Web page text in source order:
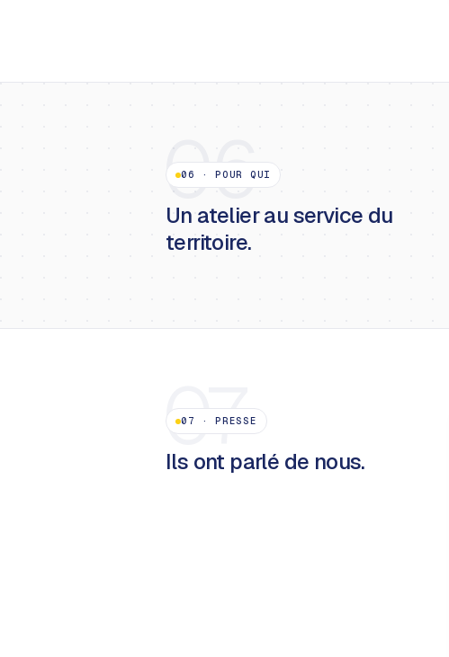
06
06 ·POUR QUI
Un atelier au service du
territoire.
07
07 ·PRESSE
Ils ont parlé de nous.